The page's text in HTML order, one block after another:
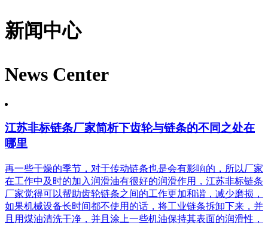
新闻中心
News Center
江苏非标链条厂家简析下齿轮与链条的不同之处在
哪里
再一些干燥的季节，对于传动链条也是会有影响的，所以厂家
在工作中及时的加入润滑油有很好的润滑作用，江苏非标链条
厂家觉得可以帮助齿轮链条之间的工作更加和谐，减少磨损，
如果机械设备长时间都不使用的话，将工业链条拆卸下来，并
且用煤油清洗干净，并且涂上一些机油保持其表面的润滑性，